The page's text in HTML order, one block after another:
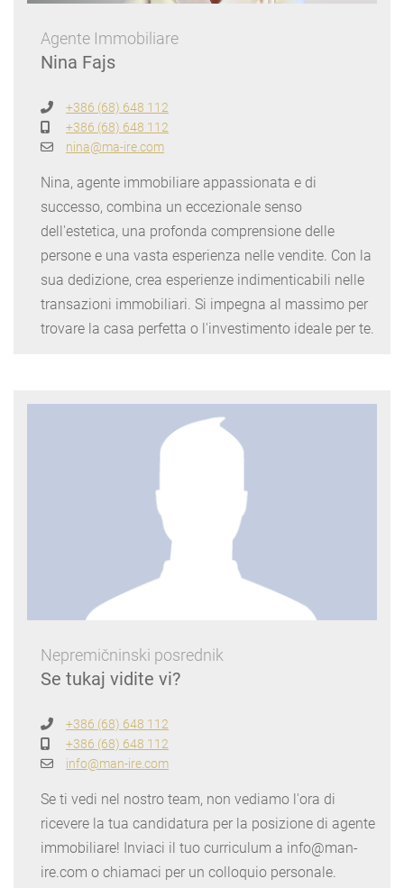
Agente Immobiliare
Nina Fajs
+386 (68) 648 112
+386 (68) 648 112
nina@ma-ire.com
Nina, agente immobiliare appassionata e di
successo, combina un eccezionale senso
dell'estetica, una profonda comprensione delle
persone e una vasta esperienza nelle vendite. Con la
sua dedizione, crea esperienze indimenticabili nelle
transazioni immobiliari. Si impegna al massimo per
trovare la casa perfetta o l'investimento ideale per te.
Nepremičninski posrednik
Se tukaj vidite vi?
+386 (68) 648 112
+386 (68) 648 112
info@man-ire.com
Se ti vedi nel nostro team, non vediamo l'ora di
ricevere la tua candidatura per la posizione di agente
immobiliare! Inviaci il tuo curriculum a info@man-
ire.com o chiamaci per un colloquio personale.